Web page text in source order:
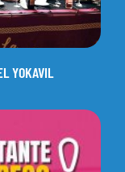
YOKAVIL